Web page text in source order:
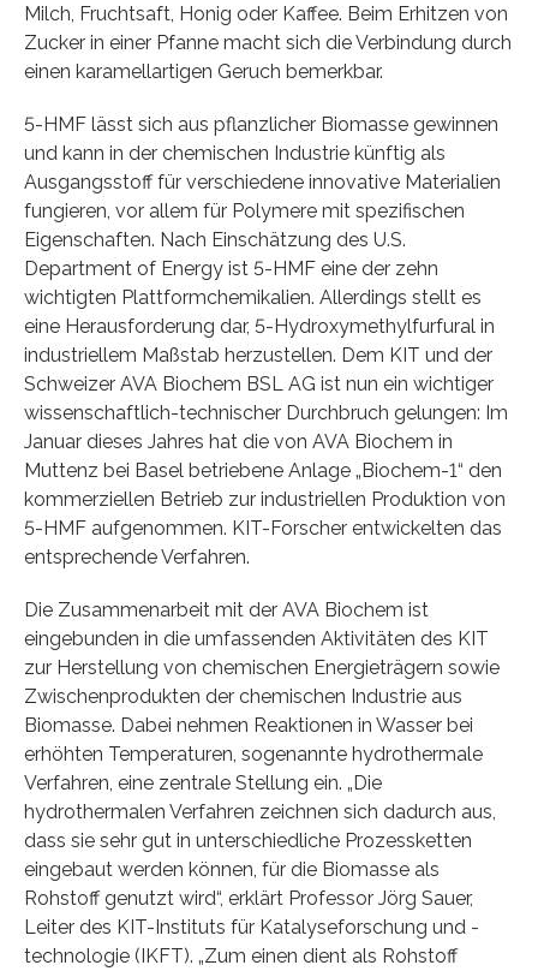
Milch, Fruchtsaft, Honig oder Kaffee. Beim Erhitzen von
Zucker in einer Pfanne macht sich die Verbindung durch
einen karamellartigen Geruch bemerkbar.
5-HMF lässt sich aus pflanzlicher Biomasse gewinnen
und kann in der chemischen Industrie künftig als
Ausgangsstoff für verschiedene innovative Materialien
fungieren, vor allem für Polymere mit spezifischen
Eigenschaften. Nach Einschätzung des U.S.
Department of Energy ist 5-HMF eine der zehn
wichtigten Plattformchemikalien. Allerdings stellt es
eine Herausforderung dar, 5-Hydroxymethylfurfural in
industriellem Maßstab herzustellen. Dem KIT und der
Schweizer AVA Biochem BSL AG ist nun ein wichtiger
wissenschaftlich-technischer Durchbruch gelungen: Im
Januar dieses Jahres hat die von AVA Biochem in
Muttenz bei Basel betriebene Anlage „Biochem-1“ den
kommerziellen Betrieb zur industriellen Produktion von
5-HMF aufgenommen. KIT-Forscher entwickelten das
entsprechende Verfahren.
Die Zusammenarbeit mit der AVA Biochem ist
eingebunden in die umfassenden Aktivitäten des KIT
zur Herstellung von chemischen Energieträgern sowie
Zwischenprodukten der chemischen Industrie aus
Biomasse. Dabei nehmen Reaktionen in Wasser bei
erhöhten Temperaturen, sogenannte hydrothermale
Verfahren, eine zentrale Stellung ein. „Die
hydrothermalen Verfahren zeichnen sich dadurch aus,
dass sie sehr gut in unterschiedliche Prozessketten
eingebaut werden können, für die Biomasse als
Rohstoff genutzt wird“, erklärt Professor Jörg Sauer,
Leiter des KIT-Instituts für Katalyseforschung und -
technologie (IKFT). „Zum einen dient als Rohstoff